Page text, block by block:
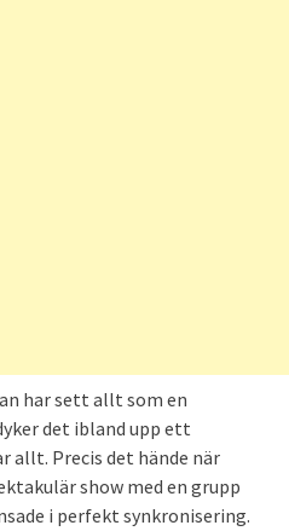
har sett allt som en
det ibland upp ett
allt. Precis det hände när
show med en grupp
i perfekt synkronisering.